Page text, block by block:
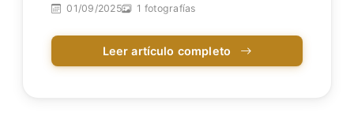
01/09/2025 1 fotografías
Leer artículo completo